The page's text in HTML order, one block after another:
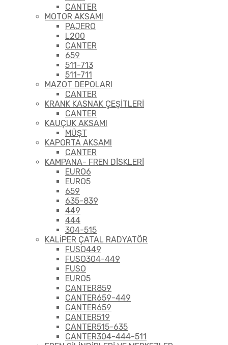
CANTER
MOTOR AKSAMI
PAJERO
L200
CANTER
659
511-713
511-711
MAZOT DEPOLARI
CANTER
KRANK KASNAK ÇEŞİTLERİ
CANTER
KAUÇUK AKSAMI
MÜŞT
KAPORTA AKSAMI
CANTER
KAMPANA- FREN DİSKLERİ
EURO6
EURO5
659
635-839
449
444
304-515
KALİPER ÇATAL RADYATÖR
FUSO449
FUSO304-449
FUSO
EURO5
CANTER859
CANTER659-449
CANTER659
CANTER519
CANTER515-635
CANTER304-444-511